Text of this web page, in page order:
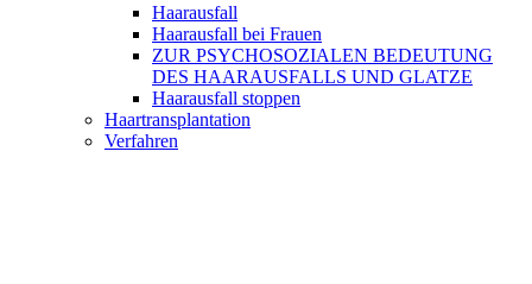
Haarausfall
Haarausfall bei Frauen
ZUR PSYCHOSOZIALEN BEDEUTUNG
DES HAARAUSFALLS UND GLATZE
Haarausfall stoppen
Haartransplantation
Verfahren